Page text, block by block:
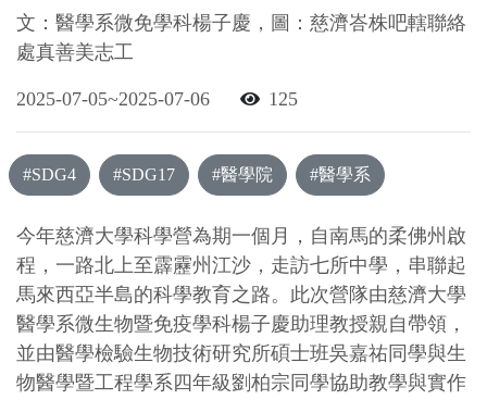
文：醫學系微免學科楊子慶，圖：慈濟峇株吧轄聯絡
處真善美志工
2025-07-05~2025-07-06 125
#SDG4 #SDG17 #醫學院 #醫學系
今年慈濟大學科學營為期一個月，自南馬的柔佛州啟
程，一路北上至霹靂州江沙，走訪七所中學，串聯起
馬來西亞半島的科學教育之路。此次營隊由慈濟大學
醫學系微生物暨免疫學科楊子慶助理教授親自帶領，
並由醫學檢驗生物技術研究所碩士班吳嘉祐同學與生
物醫學暨工程學系四年級劉柏宗同學協助教學與實作